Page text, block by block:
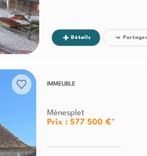
Détails
IMMEUBLE
Ménesplet
Prix : 577 500 €*